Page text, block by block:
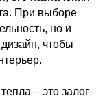
При выборе
но и
чтобы
– это залог